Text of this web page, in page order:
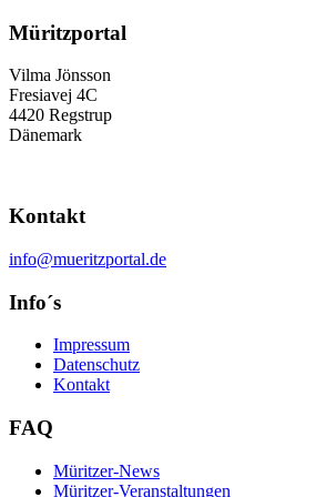
Müritzportal
Vilma Jönsson
Fresiavej 4C
4420 Regstrup
Dänemark
Kontakt
info@mueritzportal.de
Info´s
Impressum
Datenschutz
Kontakt
FAQ
Müritzer-News
Müritzer-Veranstaltungen